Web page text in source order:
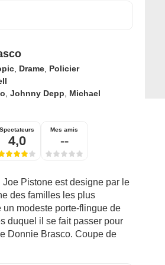
, Drame, Policier
Johnny Depp
Michael
Spectateurs
4,0
Mes amis
--
Pistone est designe par le
des familles les plus
modeste porte-flingue de
duquel il se fait passer pour
Donnie Brasco. Coupe de